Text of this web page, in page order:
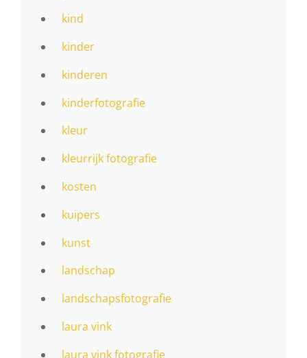
kind
kinder
kinderen
kinderfotografie
kleur
kleurrijk fotografie
kosten
kuipers
kunst
landschap
landschapsfotografie
laura vink
laura vink fotografie